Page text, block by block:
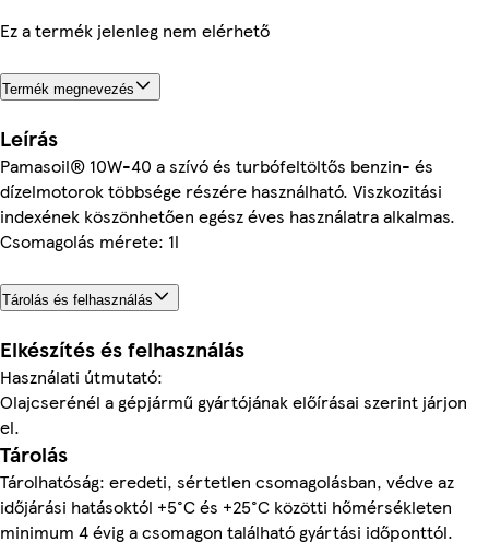
Ez a termék jelenleg nem elérhető
Termék megnevezés
Leírás
Pamasoil® 10W-40 a szívó és turbófeltöltős benzin- és
dízelmotorok többsége részére használható. Viszkozitási
indexének köszönhetően egész éves használatra alkalmas.
Csomagolás mérete: 1l
Tárolás és felhasználás
Elkészítés és felhasználás
Használati útmutató:
Olajcserénél a gépjármű gyártójának előírásai szerint járjon
el.
Tárolás
Tárolhatóság: eredeti, sértetlen csomagolásban, védve az
időjárási hatásoktól +5°C és +25°C közötti hőmérsékleten
minimum 4 évig a csomagon található gyártási időponttól.